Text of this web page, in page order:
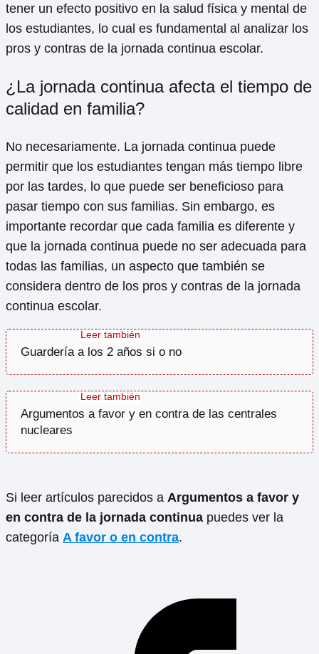
tener un efecto positivo en la salud física y mental de
los estudiantes, lo cual es fundamental al analizar los
pros y contras de la jornada continua escolar.
¿La jornada continua afecta el tiempo de
calidad en familia?
No necesariamente. La jornada continua puede
permitir que los estudiantes tengan más tiempo libre
por las tardes, lo que puede ser beneficioso para
pasar tiempo con sus familias. Sin embargo, es
importante recordar que cada familia es diferente y
que la jornada continua puede no ser adecuada para
todas las familias, un aspecto que también se
considera dentro de los pros y contras de la jornada
continua escolar.
Guardería a los 2 años si o no
Argumentos a favor y en contra de las centrales
nucleares
Si leer artículos parecidos a Argumentos a favor y
en contra de la jornada continua puedes ver la
categoría A favor o en contra.